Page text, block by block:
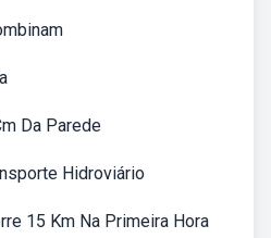
Da Parede
Hidroviário
15 Km Na Primeira Hora